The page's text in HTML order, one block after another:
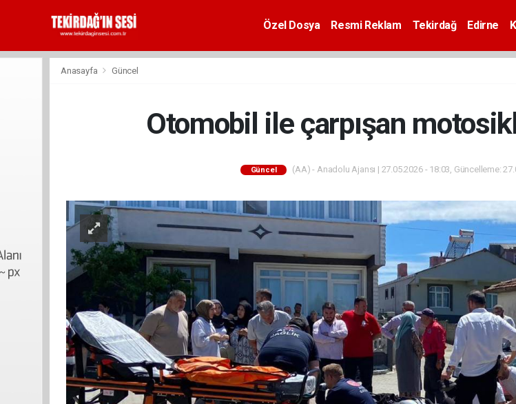
Özel Dosya Resmi Reklam Tekirdağ Edirne
Anasayfa Güncel
Otomobil ile çarpışan
Güncel (AA) - Anadolu Ajansı | 27.05.2026 - 18:03, Güncelleme: